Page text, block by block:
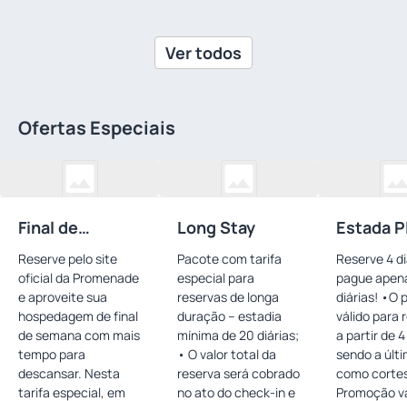
Ver todos
Ofertas Especiais
Final de
Semana 60
Horas
Reserve pelo site
oficial da Promenade
e aproveite sua
hospedagem de final
de semana com mais
tempo para
descansar. Nesta
tarifa especial, em
Long Stay
Pacote com tarifa
especial para
reservas de longa
duração – estadia
mínima de 20 diárias;
• O valor total da
reserva será cobrado
no ato do check-in e
Estada
Reserve 4
pague
diárias! •O pacote é
válido para
a partir de
sendo a
como
Promoção